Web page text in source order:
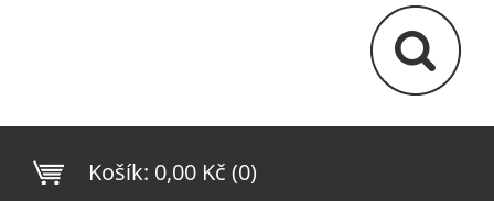
Košík: 0,00 Kč (0)